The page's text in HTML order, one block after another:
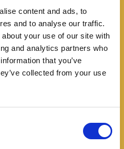
content and ads, to
and to analyse our traffic.
your use of our site with
and analytics partners who
that you’ve
collected from your use
contar con cerca de 30
en todo el país. Se
por kW en el mes de